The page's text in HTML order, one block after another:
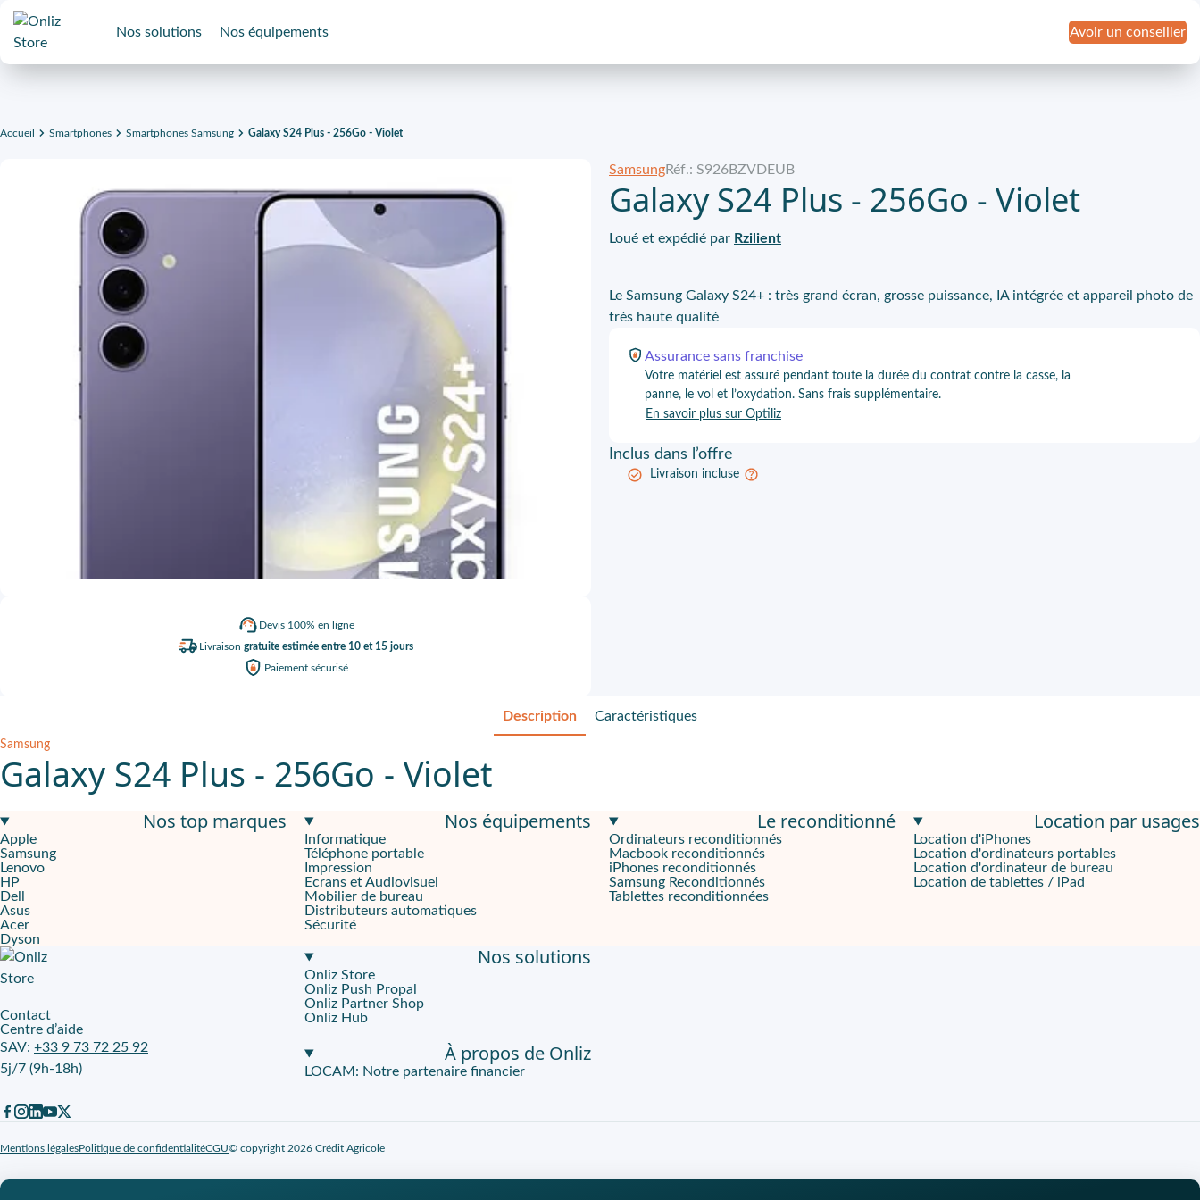
Nos solutions Nos équipements Avoir un conseiller
Accueil Smartphones Smartphones Samsung Galaxy S24 Plus - 256Go - Violet
Devis 100% en ligne
Livraison gratuite estimée entre 10 et 15 jours
Paiement sécurisé
SamsungRéf.: S926BZVDEUB
Galaxy S24 Plus - 256Go - Violet
Loué et expédié par Rzilient
Le Samsung Galaxy S24+ : très grand écran, grosse puissance, IA intégrée et appareil photo de
très haute qualité
Assurance sans franchise
Votre matériel est assuré pendant toute la durée du contrat contre la casse, la
panne, le vol et l’oxydation. Sans frais supplémentaire.
En savoir plus sur Optiliz
Inclus dans l’offre
Livraison incluse
Description Caractéristiques
Samsung
Galaxy S24 Plus - 256Go - Violet
Un téléphone haut de gamme, équipé d'une configuration ultra puissante
Un smartphone qui conviendra parfaitement pour les professionnels qui sont à la recherche d'un téléphone performant à tous les niveaux. Le Samsung Galacy S24+ vous promet
Grand écran, et une excellente performance en photographie
Le Samsung S24+ vous offre des possibilités infinies avec son capteur principal de 50 mégapixels, garantissant des photos et des vidéos d'une qualité exceptionnelle. Son téléobjectif x3 de
L'Intelligence Artificielle vous seconde dans votre quotidien
Plongez dans un monde d'innovation avec votre Samsung S24+ et explorez toutes les possibilités offertes par l'intelligence artificielle. Vous découvrez un objet lors de recherches sur
Couleur: Noir
Nos top marques
Apple
Samsung
Lenovo
HP
Dell
Asus
Acer
Dyson
Nos équipements
Informatique
Téléphone portable
Impression
Ecrans et Audiovisuel
Mobilier de bureau
Distributeurs automatiques
Sécurité
Le reconditionné
Ordinateurs reconditionnés
Macbook reconditionnés
iPhones reconditionnés
Samsung Reconditionnés
Tablettes reconditionnées
Location par usages
Location d'iPhones
Location d'ordinateurs portables
Location d'ordinateur de bureau
Location de tablettes / iPad
Contact
Centre d’aide
SAV: +33 9 73 72 25 92
5j/7 (9h-18h)
Nos solutions
Onliz Store
Onliz Push Propal
Onliz Partner Shop
Onliz Hub
À propos de Onliz
LOCAM: Notre partenaire financier
Mentions légalesPolitique de confidentialitéCGU© copyright 2026 Crédit Agricole